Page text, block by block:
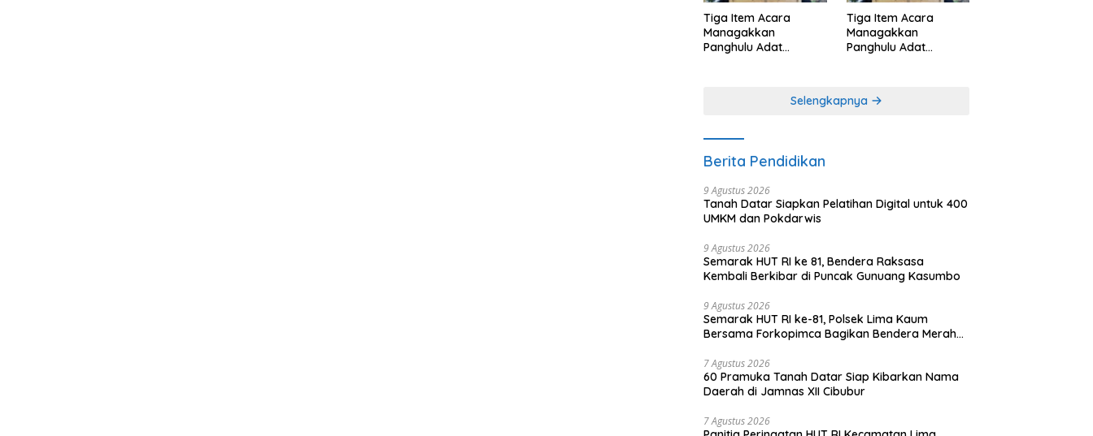
Tiga Item Acara
Managakkan
Panghulu Adat
Tiga Item Acara
Managakkan
Panghulu Adat
Selengkapnya
Berita Pendidikan
9 Agustus 2026
Tanah Datar Siapkan Pelatihan Digital untuk 400
UMKM dan Pokdarwis
9 Agustus 2026
Semarak HUT RI ke 81, Bendera Raksasa
Kembali Berkibar di Puncak Gunuang Kasumbo
9 Agustus 2026
Semarak HUT RI ke-81, Polsek Lima Kaum
Bersama Forkopimca Bagikan Bendera Merah
7 Agustus 2026
60 Pramuka Tanah Datar Siap Kibarkan Nama
Daerah di Jamnas XII Cibubur
7 Agustus 2026